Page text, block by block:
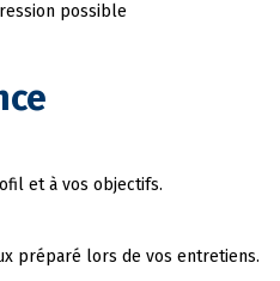
possible
et à vos objectifs.
préparé lors de vos entretiens.